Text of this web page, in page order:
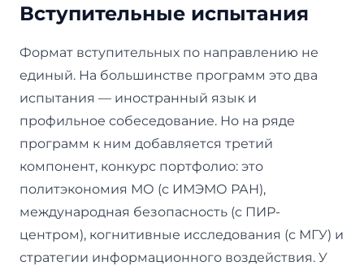
Вступительные испытания
Формат вступительных по направлению не
единый. На большинстве программ это два
испытания — иностранный язык и
профильное собеседование. Но на ряде
программ к ним добавляется третий
компонент, конкурс портфолио: это
политэкономия МО (с ИМЭМО РАН),
международная безопасность (с ПИР-
центром), когнитивные исследования (с МГУ) и
стратегии информационного воздействия. У